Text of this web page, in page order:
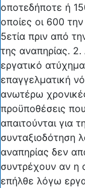
οποτεδήποτε ή
οποίες οι 600 την
5ετία πριν από
της αναπηρίας.
εργατικό
επαγγελματική
ανωτέρω
προϋποθέσεις που
απαιτούνται για
συνταξιοδότηση
αναπηρίας δεν
συντρέχουν αν η
επήλθε λόγω